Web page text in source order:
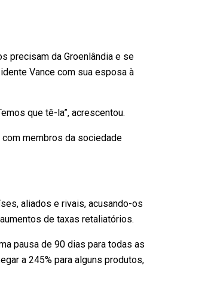
precisam da Groenlândia e se
Vance com sua esposa à
que tê-la”, acrescentou.
membros da sociedade
aliados e rivais, acusando-os
de taxas retaliatórios.
pausa de 90 dias para todas as
a 245% para alguns produtos,